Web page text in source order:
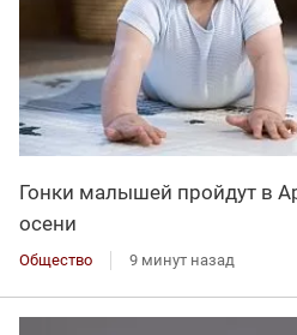
Гонки малышей пройдут в
осени
Общество 9 минут назад